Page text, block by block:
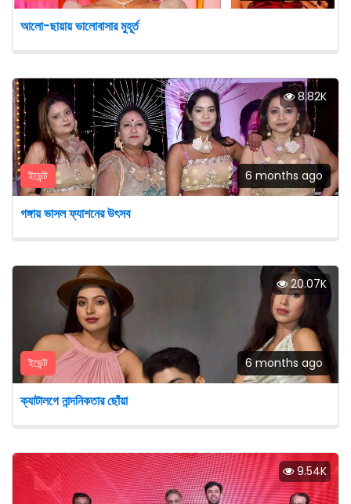
আলো-ছায়ায় ভালোবাসার মুহূর্ত
8.82K
ইভেন্ট 6 months ago
গঙ্গায় ভাসল ফ্যাশনের উৎসব
20.07K
ইভেন্ট 6 months ago
ক্যাটালগে নান্দনিকতার ছোঁয়া
9.54K